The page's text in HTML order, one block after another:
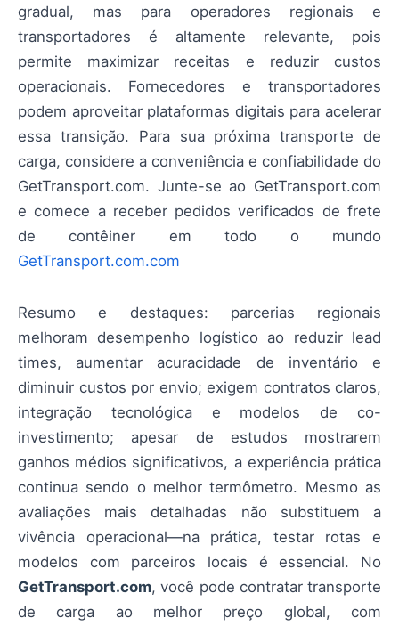
gradual, mas para operadores regionais e
transportadores é altamente relevante, pois
permite maximizar receitas e reduzir custos
operacionais. Fornecedores e transportadores
podem aproveitar plataformas digitais para acelerar
essa transição. Para sua próxima transporte de
carga, considere a conveniência e confiabilidade do
GetTransport.com. Junte-se ao GetTransport.com
e comece a receber pedidos verificados de frete
de contêiner em todo o mundo
GetTransport.com.com
Resumo e destaques: parcerias regionais
melhoram desempenho logístico ao reduzir lead
times, aumentar acuracidade de inventário e
diminuir custos por envio; exigem contratos claros,
integração tecnológica e modelos de co-
investimento; apesar de estudos mostrarem
ganhos médios significativos, a experiência prática
continua sendo o melhor termômetro. Mesmo as
avaliações mais detalhadas não substituem a
vivência operacional—na prática, testar rotas e
modelos com parceiros locais é essencial. No
GetTransport.com, você pode contratar transporte
de carga ao melhor preço global, com